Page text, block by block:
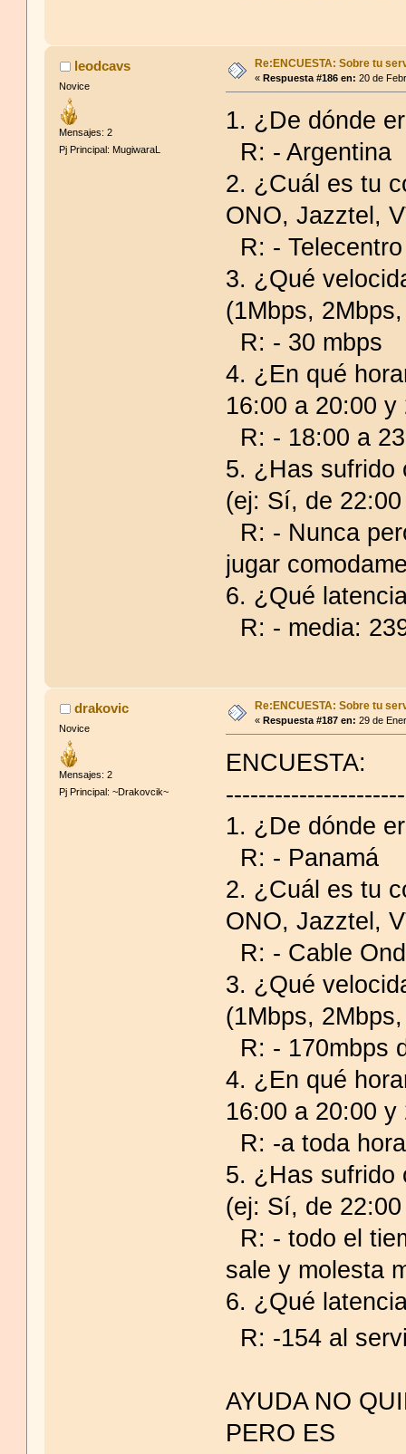
leodcavs
Novice
Mensajes: 2
Pj Principal: MugiwaraL
Re:ENCUESTA: Sobre tu
«Respuesta #186 en: 20 de
1. ¿De dónde
R: - Argentina
2. ¿Cuál es tu
ONO, Jazztel,
R: - Telecentro
3. ¿Qué
(1Mbps,
R: - 30 mbps
4. ¿En qué
16:00 a 20:00
R: - 18:00 a
5. ¿Has sufrido
(ej: Sí, de
R: - Nunca
jugar
6. ¿Qué
R: - media:
drakovic
Novice
Mensajes: 2
Pj Principal: ~Drakovcik~
Re:ENCUESTA: Sobre tu
«Respuesta #187 en: 29 de
ENCUESTA:
1. ¿De dónde
R: - Panamá
2. ¿Cuál es tu
ONO, Jazztel,
R: - Cable
3. ¿Qué
(1Mbps,
R: - 170mbps
4. ¿En qué
16:00 a 20:00
R: -a toda hora
5. ¿Has sufrido
(ej: Sí, de
R: - todo el
sale y molesta
6. ¿Qué
R: -154 al
AYUDA NO
PERO ES